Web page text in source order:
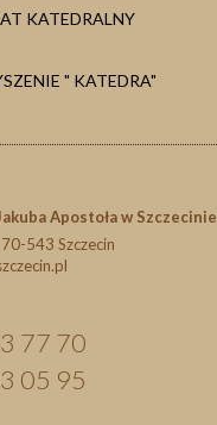
KATEDRALNY
" KATEDRA"
Apostoła w Szczecinie
543 Szczecin
77 70
05 95